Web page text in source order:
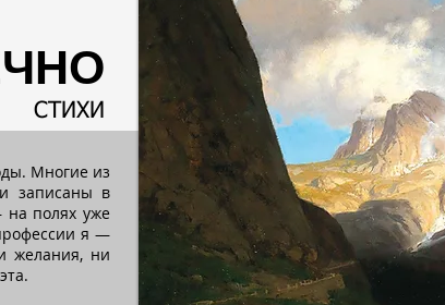
СТИХИ
Многие из
записаны в
полях уже
я —
желания, ни